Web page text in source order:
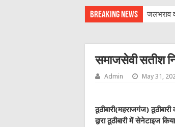
Breaking News जलभराव
समाजसेवी सतीश
Admin May 31,
ठूठीबारी(महराजगंज)
द्वारा ठूठीबारी में सेनेटाइज